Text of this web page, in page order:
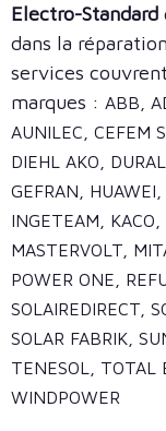
Electro-Standard
dans la
services
marques : ABB,
AUNILEC, CEFEM
DIEHL AKO,
GEFRAN, HUAWEI,
INGETEAM, KACO,
MASTERVOLT,
POWER ONE,
SOLAIREDIRECT,
SOLAR FABRIK,
TENESOL, TOTAL
WINDPOWER